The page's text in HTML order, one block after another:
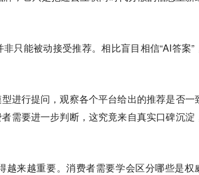
只能被动接受推荐。相比盲目相信“AI答案”
进行提问，观察各个平台给出的推荐是否一
需要进一步判断，这究竟来自真实口碑沉淀
来越重要。消费者需要学会区分哪些是权